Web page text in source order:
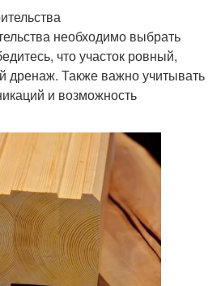
необходимо выбрать
что участок ровный,
дренаж. Также важно учитывать
и возможность